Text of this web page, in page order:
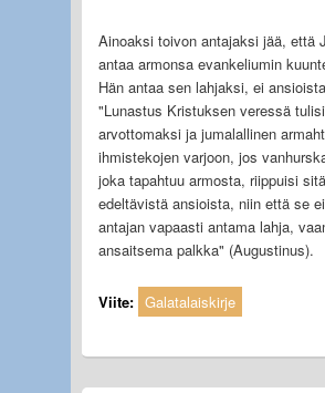
Ainoaksi toivon antajaksi jää, että
antaa armonsa evankeliumin
Hän antaa sen lahjaksi, ei
"Lunastus Kristuksen veressä tulisi
arvottomaksi ja jumalallinen
ihmistekojen varjoon, jos
joka tapahtuu armosta, riippuisi sitä
edeltävistä ansioista, niin että se
antajan vapaasti antama lahja,
ansaitsema palkka" (Augustinus).
Viite: Galatalaiskirje